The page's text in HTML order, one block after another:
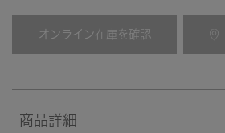
オンライン在庫を確認
商品詳細